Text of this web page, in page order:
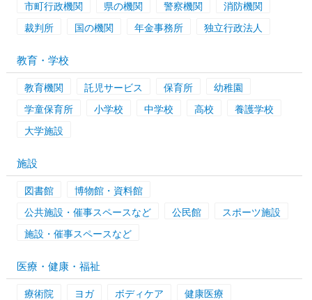
市町行政機関 県の機関 警察機関
消防機関
裁判所
国の機関 年金事務所 独立行政法人
教育・学校
教育機関 託児サービス 保育所
幼稚園
学童保育所
小学校 中学校 高校
養護学校
大学施設
施設
図書館
博物館・資料館
公共施設・催事スペースなど
公民館
スポーツ施設
施設・催事スペースなど
医療・健康・福祉
療術院 ヨガ ボディケア
健康医療